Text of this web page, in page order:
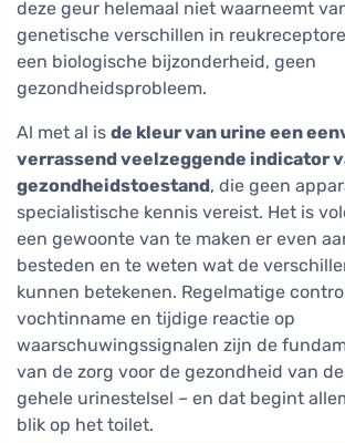
deze geur helemaal niet waarneemt
genetische verschillen in
een biologische bijzonderheid, geen
gezondheidsprobleem.
Al met al is de kleur van urine een
verrassend veelzeggende indicator
gezondheidstoestand, die geen
specialistische kennis vereist. Het is
een gewoonte van te maken er even
besteden en te weten wat de
kunnen betekenen. Regelmatige
vochtinname en tijdige reactie op
waarschuwingssignalen zijn de
van de zorg voor de gezondheid van
gehele urinestelsel – en dat begint
blik op het toilet.